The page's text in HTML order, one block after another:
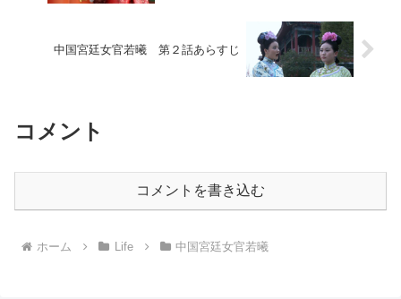
中国宮廷女官若曦 第２話あらすじ
コメント
コメントを書き込む
ホーム Life 中国宮廷女官若曦